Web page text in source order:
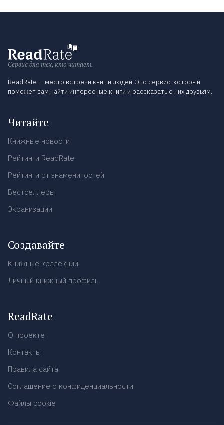
Сервис для тех, кто читает.
ReadRate — место встречи книг и людей. Это сервис, который
поможет вам найти интересные книги и рассказать о них друзьям.
Читайте
Книжные новости
Рейтинги ReadRate
Рейтинги от знаменитостей
Бестселлеры
Экранизации
Создавайте
Книжные коллекции
Личный книжный профиль
ReadRate
О проекте
Контакты
Правила сайта
Соглашение о конфиденциальности
Файлы cookie